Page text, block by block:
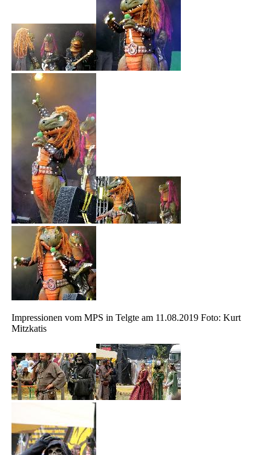
Impressionen vom MPS in Telgte am 11.08.2019 Foto: Kurt
Mitzkatis